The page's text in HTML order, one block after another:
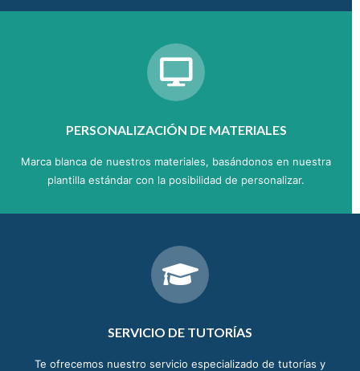
PERSONALIZACIÓN DE MATERIALES
Marca blanca de nuestros materiales, basándonos en nuestra
plantilla estándar con la posibilidad de personalizar.
SERVICIO DE TUTORÍAS
Te ofrecemos nuestro servicio especializado de tutorías y